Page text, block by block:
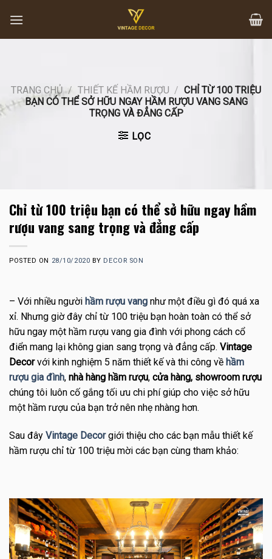
content
TRANG CHỦ / THIẾT KẾ HẦM RƯỢU / CHỈ TỪ 100 TRIỆU
BẠN CÓ THỂ SỞ HỮU NGAY HẦM RƯỢU VANG SANG
TRỌNG VÀ ĐẲNG CẤP
LỌC
Chỉ từ 100 triệu bạn có thể sở hữu ngay hầm
rượu vang sang trọng và đẳng cấp
POSTED ON 28/10/2020 BY DECOR SON
– Với nhiều người hầm rượu vang như một điều gì đó quá xa
xỉ. Nhưng giờ đây chỉ từ 100 triệu bạn hoàn toàn có thể sở
hữu ngay một hầm rượu vang gia đình với phong cách cổ
điển mang lại không gian sang trọng và đẳng cấp. Vintage
Decorvới kinh nghiệm 5 năm thiết kế và thi công về hầm
rượu gia đình, nhà hàng hầm rượu, cửa hàng, showroom rượu
chúng tôi luôn cố gắng tối ưu chi phí giúp cho việc sở hữu
một hầm rượu của bạn trở nên nhẹ nhàng hơn.
Sau đây Vintage Decorgiới thiệu cho các bạn mẫu thiết kế
hầm rượu chỉ từ 100 triệu mời các bạn cùng tham khảo: